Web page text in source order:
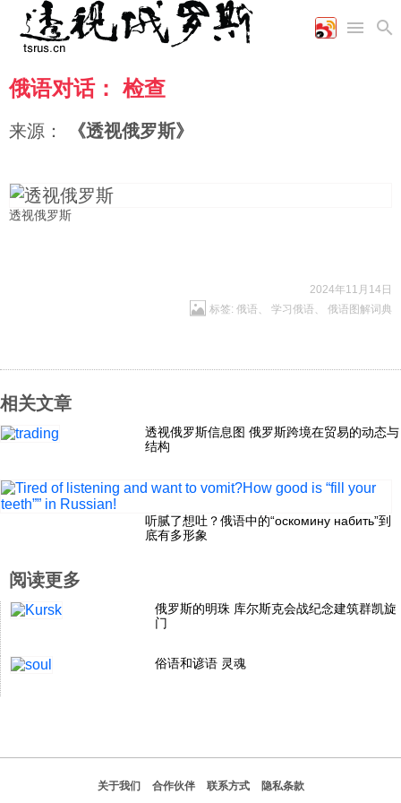
首页
国际
时政
空军
海军
经济
财经
商业
农业
科技
社会
文艺
教育
历史
体育
图片新闻
高清图片
图表
俄语对话： 检查
来源： 《透视俄罗斯》
透视俄罗斯
2024年11月14日
标签: 俄语、 学习俄语、 俄语图解词典
相关文章
透视俄罗斯信息图 俄罗斯跨境在贸易的动态与
结构
听腻了想吐？俄语中的“оскомину набить”到
底有多形象
阅读更多
俄罗斯的明珠 库尔斯克会战纪念建筑群凯旋
门
俗语和谚语 灵魂
关于我们 合作伙伴 联系方式 隐私条款